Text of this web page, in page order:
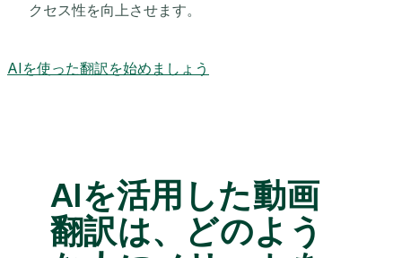
クセス性を向上させます。
AIを使った翻訳を始めましょう
AIを活用した動画
翻訳は、どのよう